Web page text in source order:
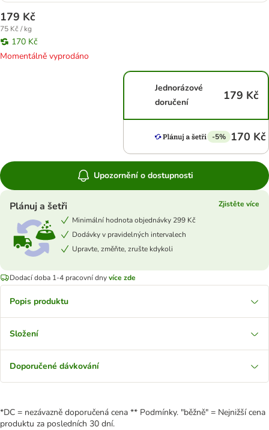
179 Kč
75 Kč / kg
170 Kč
Momentálně vyprodáno
Jednorázové
doručení
179 Kč
-5% 170 Kč
Upozornění o dostupnosti
Plánuj a šetři
Zjistěte více
Minimální hodnota objednávky 299 Kč
Dodávky v pravidelných intervalech
Upravte, změňte, zrušte kdykoli
Dodací doba 1-4 pracovní dnyvíce zde
Popis produktu
Složení
Doporučené dávkování
*DC = nezávazně doporučená cena ** Podmínky. "běžně" = Nejnižší cena
produktu za posledních 30 dní.